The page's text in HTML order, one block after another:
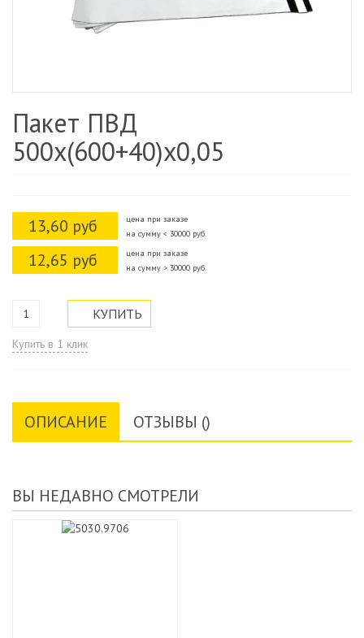
Пакет ПВД
500х(600+40)х0,05
13,60 руб
цена при заказе
на сумму < 30000 руб.
12,65 руб
цена при заказе
на сумму > 30000 руб.
Купить в 1 клик
ОПИСАНИЕ ОТЗЫВЫ ()
ВЫ НЕДАВНО СМОТРЕЛИ